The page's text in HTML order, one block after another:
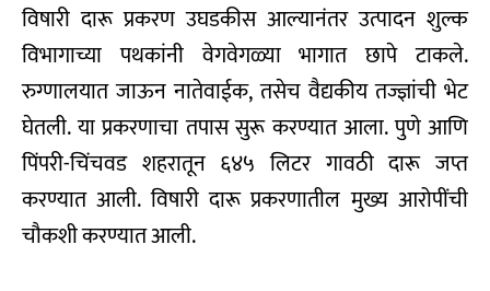
विषारी दारू प्रकरण उघडकीस आल्यानंतर उत्पादन शुल्क
विभागाच्या पथकांनी वेगवेगळ्या भागात छापे टाकले.
रुग्णालयात जाऊन नातेवाईक, तसेच वैद्यकीय तज्ज्ञांची भेट
घेतली. या प्रकरणाचा तपास सुरू करण्यात आला. पुणे आणि
पिंपरी-चिंचवड शहरातून ६४५ लिटर गावठी दारू जप्त
करण्यात आली. विषारी दारू प्रकरणातील मुख्य आरोपींची
चौकशी करण्यात आली.